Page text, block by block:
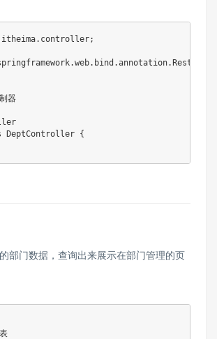
itheima. controller;
.web. bind .annotation.
器
DeptController {
部门数据，查询出来展示在部门管理的页